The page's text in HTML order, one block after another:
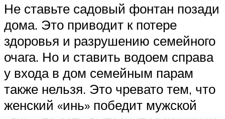
Не ставьте садовый фонтан позади
дома. Это приводит к потере
здоровья и разрушению семейного
очага. Но и ставить водоем справа
у входа в дом семейным парам
также нельзя. Это чревато тем, что
женский «инь» победит мужской